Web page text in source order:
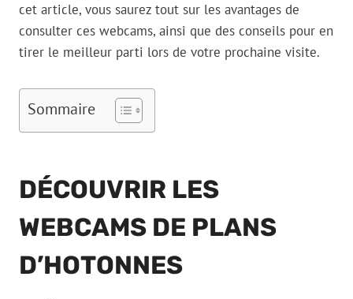
cet article, vous saurez tout sur les avantages de
consulter ces webcams, ainsi que des conseils pour en
tirer le meilleur parti lors de votre prochaine visite.
Sommaire
DÉCOUVRIR LES
WEBCAMS DE PLANS
D’HOTONNES